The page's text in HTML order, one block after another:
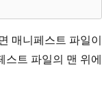
매니페스트 파일이
스트 파일의 맨 위에